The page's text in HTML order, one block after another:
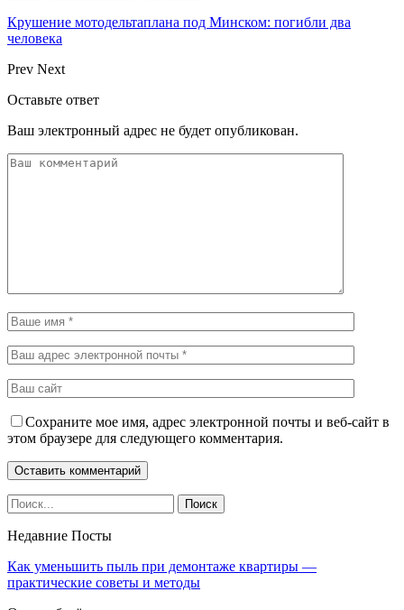
Крушение мотодельтаплана под Минском: погибли два
человека
Prev Next
Оставьте ответ
Ваш электронный адрес не будет опубликован.
Сохраните мое имя, адрес электронной почты и веб-сайт в
этом браузере для следующего комментария.
Недавние Посты
Как уменьшить пыль при демонтаже квартиры —
практические советы и методы